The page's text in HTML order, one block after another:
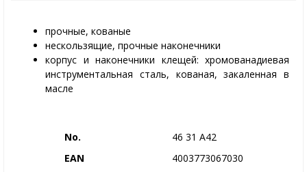
прочные, кованые
нескользящие, прочные наконечники
корпус и наконечники клещей: хромованадиевая
инструментальная сталь, кованая, закаленная в
масле
No.
46 31 A42
EAN
4003773067030